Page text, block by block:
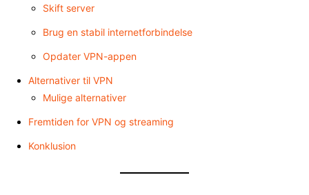
Skift server
Brug en stabil internetforbindelse
Opdater VPN-appen
Alternativer til VPN
Mulige alternativer
Fremtiden for VPN og streaming
Konklusion